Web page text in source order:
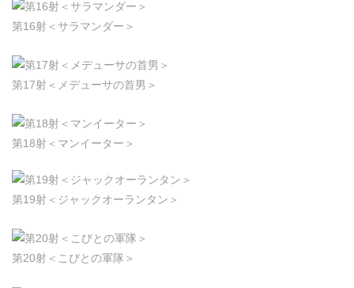
第16射＜サラマンダー＞
第17射＜メデューサの首男＞
第18射＜マンイーター＞
第19射＜ジャックオーランタン＞
第20射＜こびとの軍隊＞